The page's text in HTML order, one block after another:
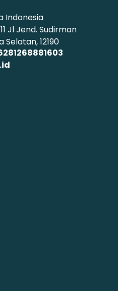
Indonesia
Jl Jend. Sudirman
12190